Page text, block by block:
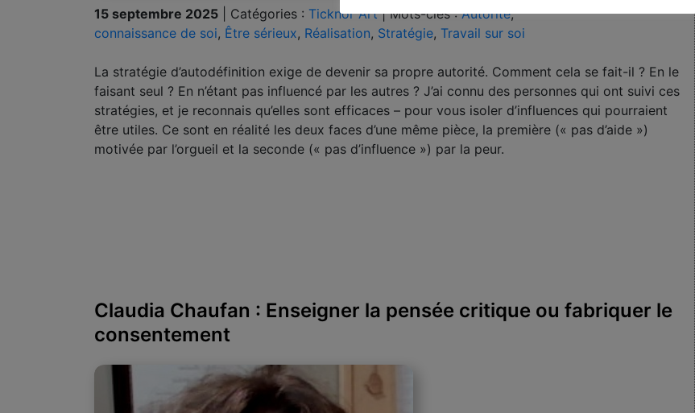
15 septembre 2025 Catégories : Ticknor Art|Mots-clés :Autorité,
connaissance de soi, Être sérieux, Réalisation, Stratégie, Travail sur soi
La stratégie d’autodéfinition exige de devenir sa propre autorité. Comment cela se fait-il ? En le
faisant seul ? En n’étant pas influencé par les autres ? J’ai connu des personnes qui ont suivi ces
stratégies, et je reconnais qu’elles sont efficaces – pour vous isoler d’influences qui pourraient
être utiles. Ce sont en réalité les deux faces d’une même pièce, la première (« pas d’aide »)
motivée par l’orgueil et la seconde (« pas d’influence ») par la peur.
Claudia Chaufan : Enseigner la pensée critique ou fabriquer le
consentement